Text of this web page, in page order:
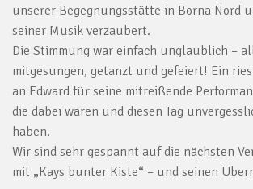
unserer Begegnungsstätte in Borna Nord
seiner Musik verzaubert.
Die Stimmung war einfach unglaublich –
mitgesungen, getanzt und gefeiert! Ein
an Edward für seine mitreißende
die dabei waren und diesen Tag
haben.
Wir sind sehr gespannt auf die nächsten
mit „Kays bunter Kiste“ – und seinen